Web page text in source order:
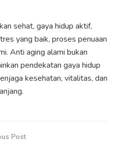
sehat, gaya hidup aktif,
yang baik, proses penuaan
Anti aging alami bukan
pendekatan gaya hidup
kesehatan, vitalitas, dan
Post